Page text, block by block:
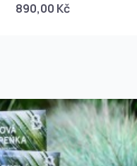
890,00 Kč